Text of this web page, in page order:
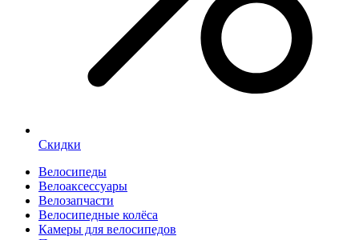
Скидки
Велосипеды
Велоаксессуары
Велозапчасти
Велосипедные колёса
Камеры для велосипедов